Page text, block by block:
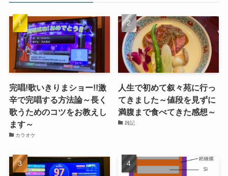
完唱!歌いきりまショー!!激
辛で完唱する方法論～長く
歌うためのコツをお教えし
ます～
カラオケ
人生で初めて叙々苑に行っ
てきました～値段を見ずに
満腹まで食べてきた感想～
雑記